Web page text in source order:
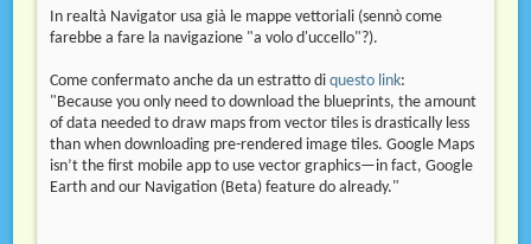
In realtà Navigator usa già le mappe vettoriali (sennò come
farebbe a fare la navigazione "a volo d'uccello"?).
Come confermato anche da un estratto diquesto link:
"Because you only need to download the blueprints, the amount
of data needed to draw maps from vector tiles is drastically less
than when downloading pre-rendered image tiles. Google Maps
isn’t the first mobile app to use vector graphics—in fact, Google
Earth and our Navigation (Beta) feature do already."